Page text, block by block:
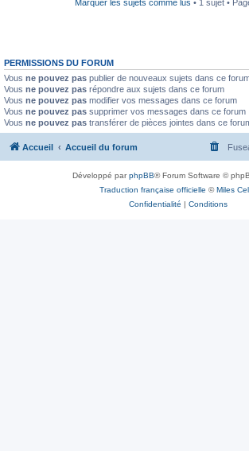
Marquer les sujets comme lus • 1 sujet •
PERMISSIONS DU FORUM
Vous ne pouvez pas publier de nouveaux sujets dans ce
Vous ne pouvez pas répondre aux sujets dans ce forum
Vous ne pouvez pas modifier vos messages dans ce forum
Vous ne pouvez pas supprimer vos messages dans ce forum
Vous ne pouvez pas transférer de pièces jointes dans ce
Accueil Accueil du forum
Développé parphpBB® Forum Software ©
Traduction française officielle ©Miles
Confidentialité | Conditions